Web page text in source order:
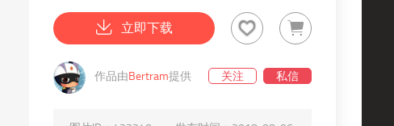
立即下载
作品由Bertram提供 关注 私信